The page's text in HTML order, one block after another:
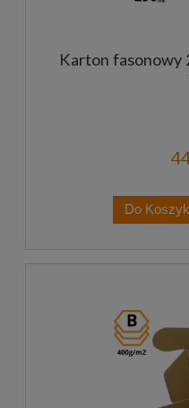
Karton
Do